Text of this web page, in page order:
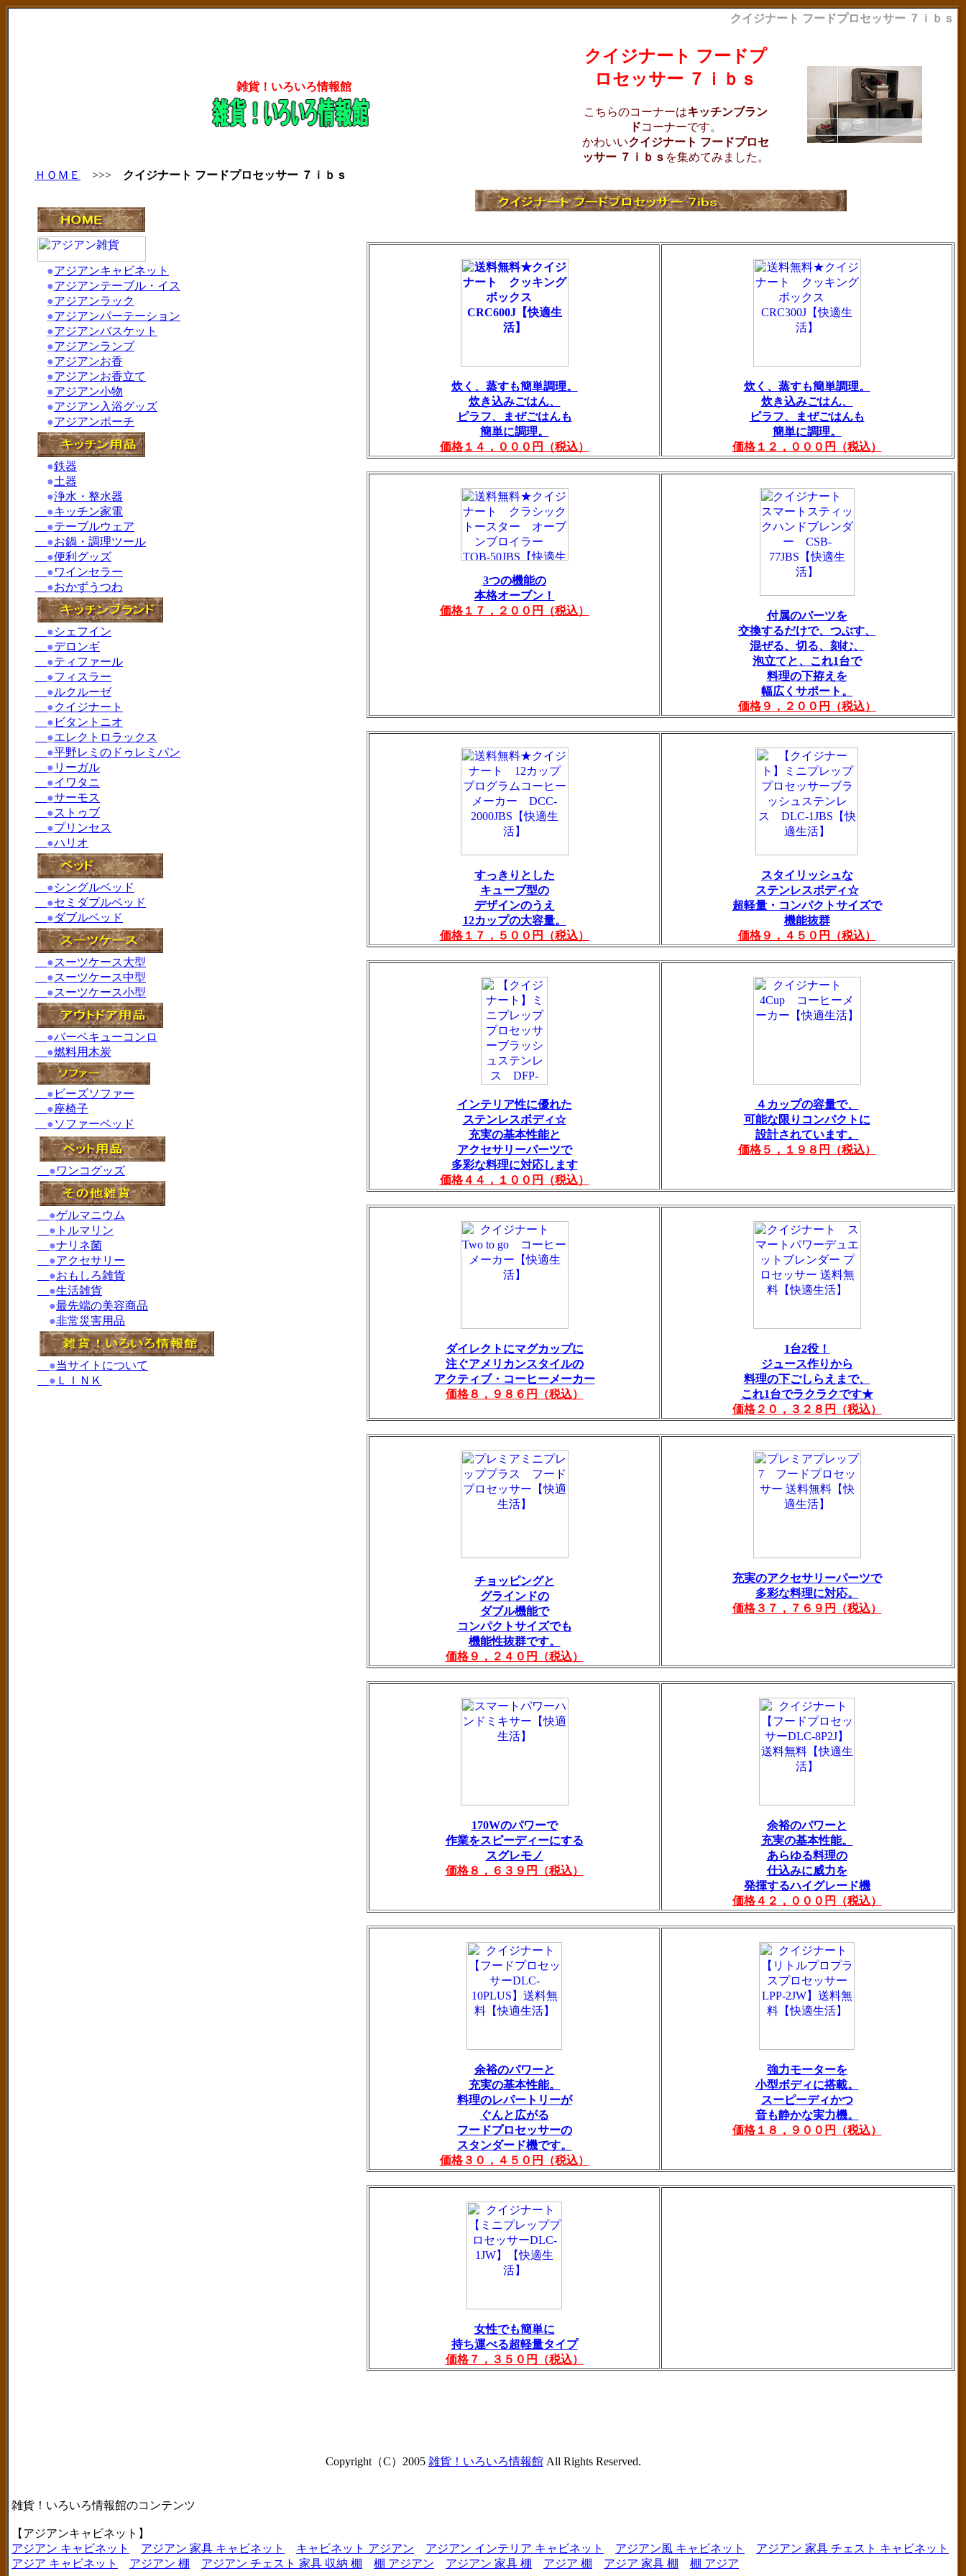
クイジナート フードプロセッサー ７ｉｂｓ
雑貨！いろいろ情報館
クイジナート フードプ
ロセッサー ７ｉｂｓ
こちらのコーナーはキッチンブラン
ドコーナーです。
かわいいクイジナート フードプロセ
ッサー ７ｉｂｓ を集めてみました。
ＨＯＭＥ
>>> クイジナート フードプロセッサー ７ｉｂｓ
炊く、蒸すも簡単調理。
炊き込みごはん、
ピラフ、まぜごはんも
簡単に調理。
価格１４，０００円（税込）
炊く、蒸すも簡単調理。
炊き込みごはん、
ピラフ、まぜごはんも
簡単に調理。
価格１２，０００円（税込）
3つの機能の
本格オーブン！
価格１７，２００円（税込）
付属のパーツを
交換するだけで、つぶす、
混ぜる、切る、刻む、
泡立てと、これ1台で
料理の下拵えを
幅広くサポート。
価格９，２００円（税込）
すっきりとした
キューブ型の
デザインのうえ
12カップの大容量。
価格１７，５００円（税込）
スタイリッシュな
ステンレスボディ☆
超軽量・コンパクトサイズで
機能抜群
価格９，４５０円（税込）
インテリア性に優れた
ステンレスボディ☆
充実の基本性能と
アクセサリーパーツで
多彩な料理に対応します
価格４４，１００円（税込）
４カップの容量で、
可能な限りコンパクトに
設計されています。
価格５，１９８円（税込）
ダイレクトにマグカップに
注ぐアメリカンスタイルの
アクティブ・コーヒーメーカー
価格８，９８６円（税込）
1台2役！
ジュース作りから
料理の下ごしらえまで、
これ1台でラクラクです★
価格２０，３２８円（税込）
チョッピングと
グラインドの
ダブル機能で
コンパクトサイズでも
機能性抜群です。
価格９，２４０円（税込）
充実のアクセサリーパーツで
多彩な料理に対応。
価格３７，７６９円（税込）
170Wのパワーで
作業をスピーディーにする
スグレモノ
価格８，６３９円（税込）
余裕のパワーと
充実の基本性能。
あらゆる料理の
仕込みに威力を
発揮するハイグレード機
価格４２，０００円（税込）
余裕のパワーと
充実の基本性能。
料理のレパートリーが
ぐんと広がる
フードプロセッサーの
スタンダード機です。
価格３０，４５０円（税込）
強力モーターを
小型ボディに搭載。
スーピーディかつ
音も静かな実力機。
価格１８，９００円（税込）
女性でも簡単に
持ち運べる超軽量タイプ
価格７，３５０円（税込）
●アジアンキャビネット
●アジアンテーブル・イス
●アジアンラック
●アジアンパーテーション
●アジアンバスケット
●アジアンランプ
●アジアンお香
●アジアンお香立て
●アジアン小物
●アジアン入浴グッズ
●アジアンポーチ
●鉄器
●土器
●浄水・整水器
●キッチン家電
●テーブルウェア
●お鍋・調理ツール
●便利グッズ
●ワインセラー
●おかずうつわ
●シェフイン
●デロンギ
●ティファール
●フィスラー
●ルクルーゼ
●クイジナート
● ビタントニオ
●エレクトロラックス
●平野レミのドゥレミパン
● リーガル
●イワタニ
●サーモス
●ストゥブ
●プリンセス
●ハリオ
●シングルベッド
●セミダブルベッド
●ダブルベッド
●スーツケース大型
●スーツケース中型
●スーツケース小型
●バーベキューコンロ
●燃料用木炭
● ビーズソファー
●座椅子
●ソファーベッド
●ワンコグッズ
●ゲルマニウム
● トルマリン
●ナリネ菌
●アクセサリー
●おもしろ雑貨
●生活雑貨
●最先端の美容商品
●非常災害用品
●当サイトについて
● ＬＩＮＫ
Copyright（C）2005 雑貨！いろいろ情報館All Rights Reserved.
雑貨！いろいろ情報館のコンテンツ
【アジアンキャビネット】
アジアン キャビネット
アジアン 家具 キャビネット キャビネット アジアン アジアン インテリア キャビネット アジアン風 キャビネット
アジアン 家具 チェスト キャビネット
アジア キャビネット
アジアン 棚 アジアン チェスト 家具 収納 棚 棚 アジアン アジアン 家具 棚 アジア 棚 アジア 家具 棚 棚 アジア